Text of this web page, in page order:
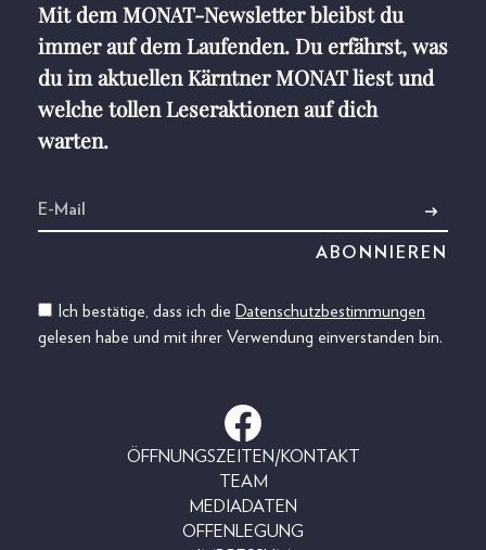
Mit dem MONAT-Newsletter bleibst du
immer auf dem Laufenden. Du erfährst, was
du im aktuellen Kärntner MONAT liest und
welche tollen Leseraktionen auf dich
warten.
Ich bestätige, dass ich die Datenschutzbestimmungen
gelesen habe und mit ihrer Verwendung einverstanden bin.
ÖFFNUNGSZEITEN/KONTAKT
TEAM
MEDIADATEN
OFFENLEGUNG